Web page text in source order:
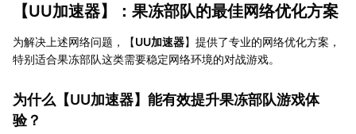
【UU加速器】：果冻部队的最佳网络优化方案
为解决上述网络问题，【UU加速器】提供了专业的网络优化方案，
特别适合果冻部队这类需要稳定网络环境的对战游戏。
为什么【UU加速器】能有效提升果冻部队游戏体
验？